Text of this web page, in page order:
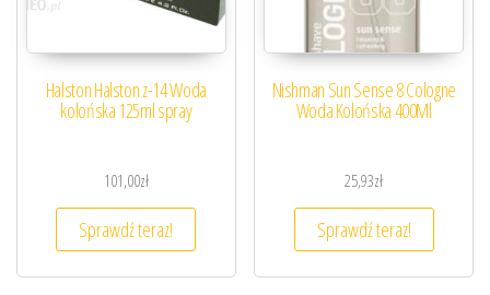
Halston Halston z-14 Woda
kolońska 125ml spray
101,00zł
Sprawdź teraz!
Nishman Sun Sense 8 Cologne
Woda Kolońska 400Ml
25,93zł
Sprawdź teraz!